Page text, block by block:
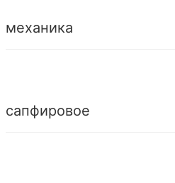
механика
сапфировое